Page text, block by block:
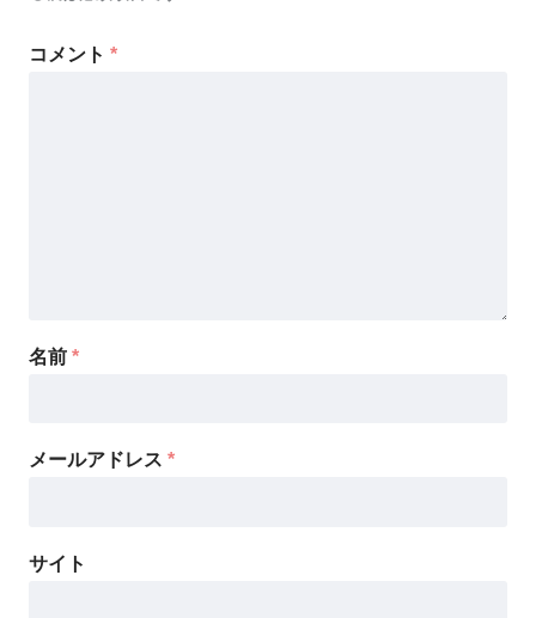
コメント *
名前 *
メールアドレス *
サイト